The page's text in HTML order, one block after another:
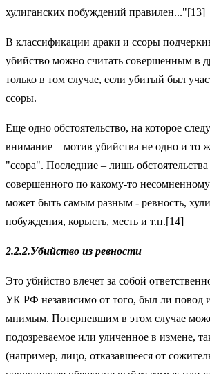
хулиганских побуждений правилен..."[13]
В классификации драки и ссоры
убийство можно считать совершенным в
только в том случае, если убитый был
ссоры.
Еще одно обстоятельство, на которое
внимание – мотив убийства не одно и то
"ссора". Последние – лишь
совершенного по какому-то
может быть самым разным - ревность,
побуждения, корысть, месть и т.п.[14]
2.2.2.Убийство из ревности
Это убийство влечет за собой
УК РФ независимо от того, был ли повод
мнимым. Потерпевшим в этом случае
подозреваемое или уличенное в измене,
(например, лицо, отказавшееся от